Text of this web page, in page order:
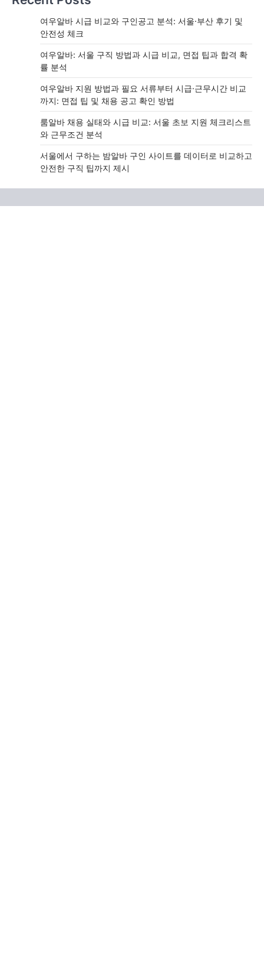
여우알바 시급 비교와 구인공고 분석: 서울·부산 후기 및
안전성 체크
여우알바: 서울 구직 방법과 시급 비교, 면접 팁과 합격 확
률 분석
여우알바 지원 방법과 필요 서류부터 시급·근무시간 비교
까지: 면접 팁 및 채용 공고 확인 방법
룸알바 채용 실태와 시급 비교: 서울 초보 지원 체크리스트
와 근무조건 분석
서울에서 구하는 밤알바 구인 사이트를 데이터로 비교하고
안전한 구직 팁까지 제시